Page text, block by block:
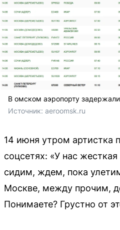
В омском аэропорту
Источник: aeroomsk.ru
14 июня утром артистка
соцсетях: «У нас
сидим, ждем, пока
Москве, между прочим,
Понимаете? Грустно от